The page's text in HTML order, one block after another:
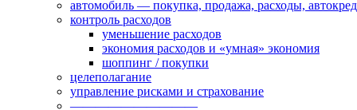
автомобиль — покупка, продажа, расходы,
контроль расходов
уменьшение расходов
экономия расходов и «умная» экономия
шоппинг / покупки
целеполагание
управление рисками и страхование
——————————